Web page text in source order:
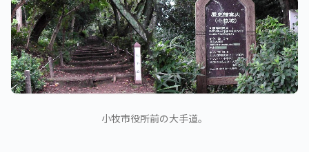
小牧市役所前の大手道。